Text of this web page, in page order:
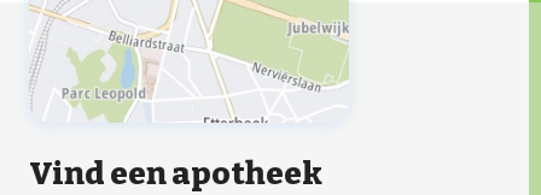
Vind een apotheek